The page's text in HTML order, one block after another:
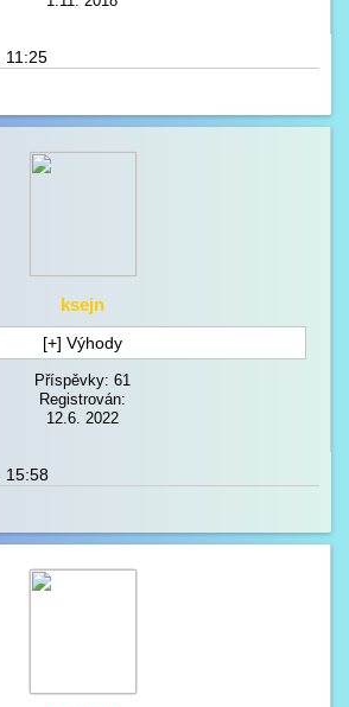
11:25
ksejn
[+] Výhody
Příspěvky: 61
Registrován:
12.6. 2022
15:58